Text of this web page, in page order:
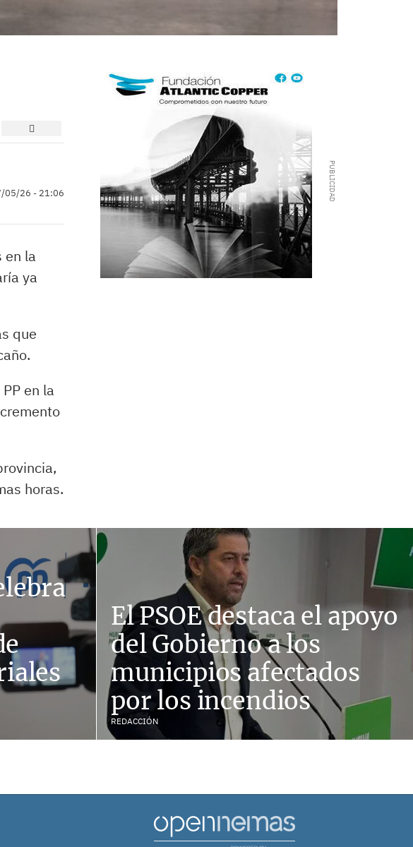
05/26 - 21:06
en la
ya
que
en la
horas.
El PSOE destaca el apoyo
del Gobierno a los
municipios afectados
por los incendios
REDACCIÓN